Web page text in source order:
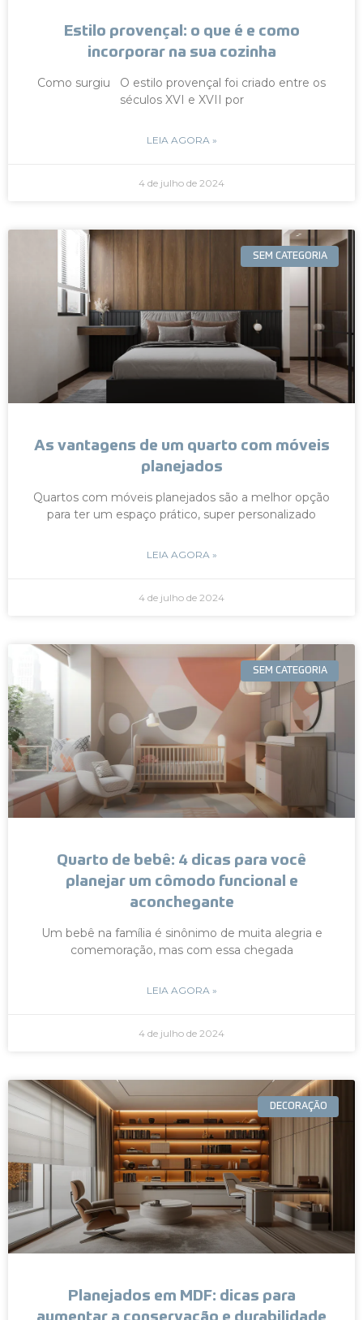
Estilo provençal: o que é e como
incorporar na sua cozinha
Como surgiu O estilo provençal foi criado entre os
séculos XVI e XVII por
LEIA AGORA »
4 de julho de 2024
SEM CATEGORIA
As vantagens de um quarto com móveis
planejados
Quartos com móveis planejados são a melhor opção
para ter um espaço prático, super personalizado
LEIA AGORA »
4 de julho de 2024
SEM CATEGORIA
Quarto de bebê: 4 dicas para você
planejar um cômodo funcional e
aconchegante
Um bebê na família é sinônimo de muita alegria e
comemoração, mas com essa chegada
LEIA AGORA »
4 de julho de 2024
DECORAÇÃO
Planejados em MDF: dicas para
aumentar a conservação e durabilidade